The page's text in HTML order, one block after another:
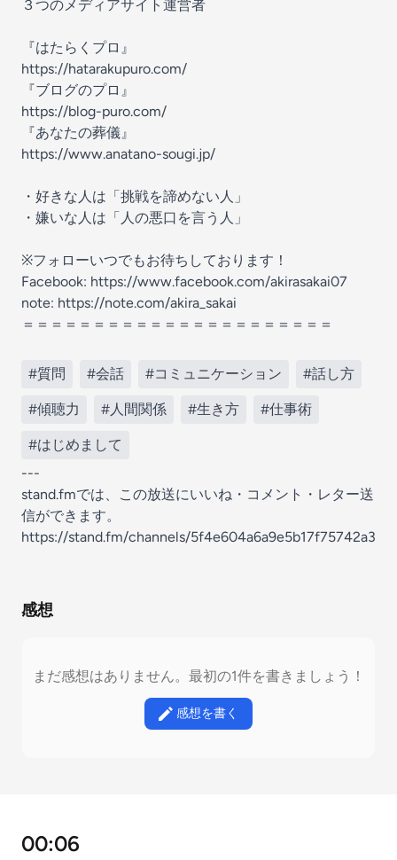
３つのメディアサイト運営者
『はたらくプロ』
https://hatarakupuro.com/
『ブログのプロ』
https://blog-puro.com/
『あなたの葬儀』
https://www.anatano-sougi.jp/
・好きな人は「挑戦を諦めない人」
・嫌いな人は「人の悪口を言う人」
※フォローいつでもお待ちしております！
Facebook: https://www.facebook.com/akirasakai07
note: https://note.com/akira_sakai
＝＝＝＝＝＝＝＝＝＝＝＝＝＝＝＝＝＝＝＝＝＝
#質問 #会話 #コミュニケーション #話し方
#傾聴力 #人間関係 #生き方 #仕事術
#はじめまして
---
stand.fmでは、この放送にいいね・コメント・レター送
信ができます。
https://stand.fm/channels/5f4e604a6a9e5b17f75742a3
感想
まだ感想はありません。最初の1件を書きましょう！
感想を書く
00:06